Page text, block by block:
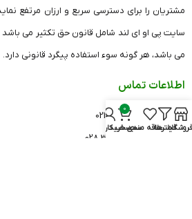
مشتریان را برای دسترسی سریع و ارزان مرتفع
سایت پی او ای لند شامل قانون حق تکثیر می
می باشد، هر گونه سوء استفاده پیگرد قانونی دارد.
اطلاعات تماس
دفتر تهران: 26420541 021
فروشگاهفیلترهاعلاقه مندی
0
سبد خرید
حساب کاربری من